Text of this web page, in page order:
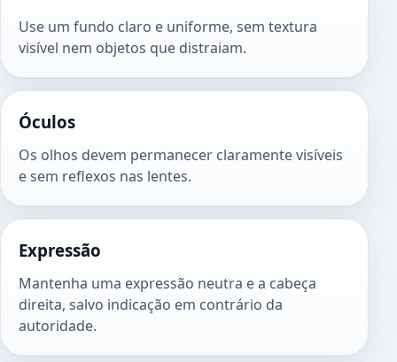
Use um fundo claro e uniforme, sem textura
visível nem objetos que distraiam.
Óculos
Os olhos devem permanecer claramente visíveis
e sem reflexos nas lentes.
Expressão
Mantenha uma expressão neutra e a cabeça
direita, salvo indicação em contrário da
autoridade.